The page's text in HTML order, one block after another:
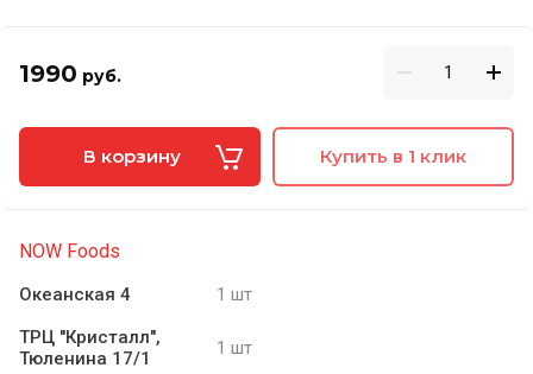
1990 руб.
В корзину Купить в 1 клик
NOW Foods
Океанская 4
1 шт
ТРЦ "Кристалл",
Тюленина 17/1
1 шт